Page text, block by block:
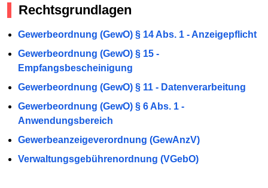
Rechtsgrundlagen
Gewerbeordnung (GewO) § 14 Abs. 1 - Anzeigepflicht
Gewerbeordnung (GewO) § 15 -
Empfangsbescheinigung
Gewerbeordnung (GewO) § 11 - Datenverarbeitung
Gewerbeordnung (GewO) § 6 Abs. 1 -
Anwendungsbereich
Gewerbeanzeigeverordnung (GewAnzV)
Verwaltungsgebührenordnung (VGebO)